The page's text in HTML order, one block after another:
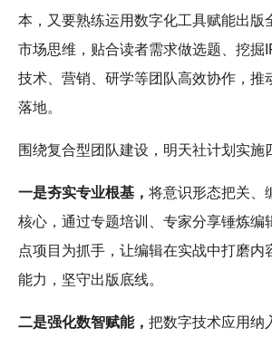
本，又要熟练运用数字化工具赋能出版
市场思维，贴合读者需求做选题、挖掘
技术、营销、研学等团队高效协作，推
落地。
围绕复合型团队建设，明天社计划实施
一是夯实专业根基， 将意识形态把关、
核心，通过专题培训、专家分享锤炼编
点项目为抓手，让编辑在实战中打磨内
能力，坚守出版底线。
二是强化数智赋能， 把数字技术应用纳